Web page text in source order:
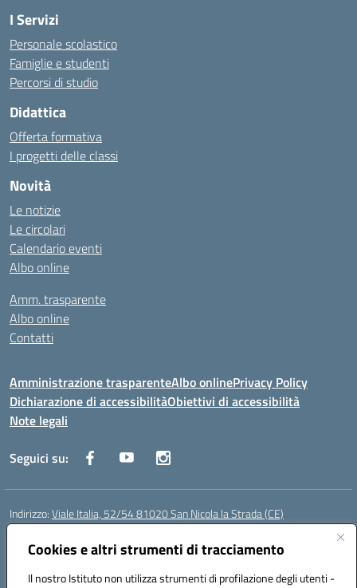
Cookies e altri strumenti di tracciamento
Il nostro Istituto non utilizza strumenti di profilazione degli utenti -
I Servizi
Personale scolastico
Famiglie e studenti
Percorsi di studio
Didattica
Offerta formativa
I progetti delle classi
Novità
Le notizie
Le circolari
Calendario eventi
Albo online
Amm. trasparente
Albo online
Contatti
Amministrazione trasparenteAlbo onlinePrivacy Policy
Dichiarazione di accessibilitàObiettivi di accessibilità
Note legali
Seguici su:
Indirizzo:Viale Italia, 52/54 81020 San Nicola la Strada (CE)
Centralino:
Posta elettronica certificata (PEC):ceic86700d@pec.istruzione.it
Codice fiscale: 93081990611